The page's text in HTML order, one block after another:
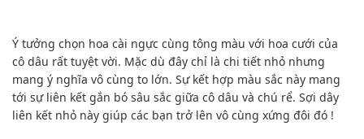
Ý tưởng chọn hoa cài ngực cùng tông màu với hoa cưới của
cô dâu rất tuyệt vời. Mặc dù đây chỉ là chi tiết nhỏ nhưng
mang ý nghĩa vô cùng to lớn. Sự kết hợp màu sắc này mang
tới sự liên kết gắn bó sâu sắc giữa cô dâu và chú rể. Sợi dây
liên kết nhỏ này giúp các bạn trở lên vô cùng xứng đôi đó !